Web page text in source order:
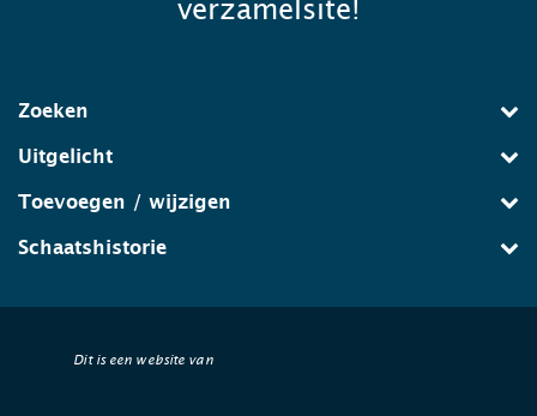
verzamelsite!
Zoeken
Uitgelicht
Toevoegen / wijzigen
Schaatshistorie
Dit is een website van